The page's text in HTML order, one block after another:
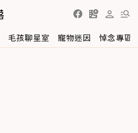
毛孩聊星室 寵物迷因 悼念專區